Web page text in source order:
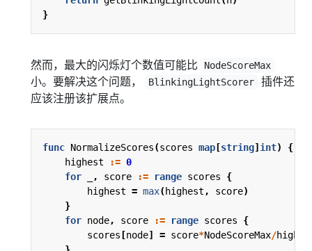
}
然而，最大的闪烁灯个数值可能比 NodeScoreMax
小。要解决这个问题， BlinkingLightScorer
插件还
应该注册该扩展点。
func NormalizeScores(scores map [string] int)
{
highest
:= 0
for
, score := range scores
{
highest = max(highest , score)
}
for node, score := range scores
{
scores [node] = score*NodeScoreMax/